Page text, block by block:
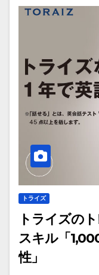
トライズ
トライズの
スキル「
性」